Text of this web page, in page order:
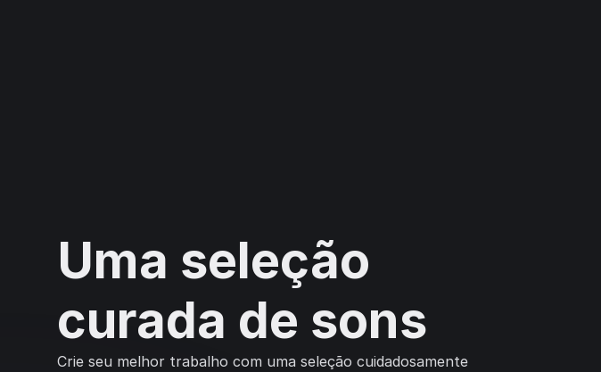
Uma seleção
curada de sons
Crie seu melhor trabalho com uma seleção cuidadosamente